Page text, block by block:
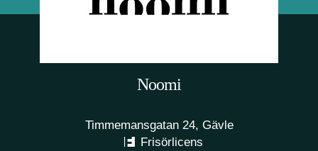
Noomi
Timmemansgatan 24, Gävle
Frisörlicens